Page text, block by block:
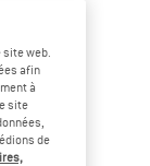
web.
afin
à
site
de